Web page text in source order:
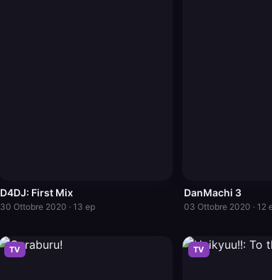
D4DJ: First Mix
30 Ottobre 2020 · 13 ep
DanMachi 3
03 Ottobre 2020 · 12
TV TV